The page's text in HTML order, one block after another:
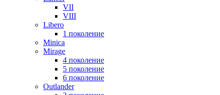
VII
VIII
Libero
1 поколение
Minica
Mirage
4 поколение
5 поколение
6 поколение
Outlander